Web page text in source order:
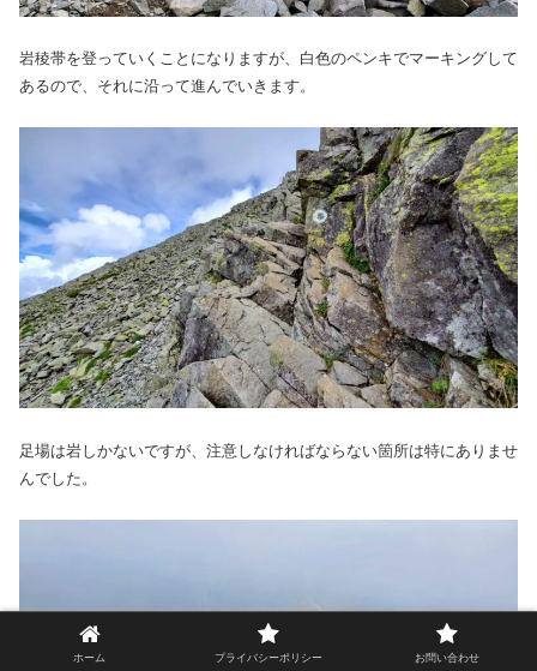
岩稜帯を登っていくことになりますが、白色のペンキでマーキングして
あるので、それに沿って進んでいきます。
足場は岩しかないですが、注意しなければならない箇所は特にありませ
んでした。
ホーム プライバシーポリシー お問い合わせ